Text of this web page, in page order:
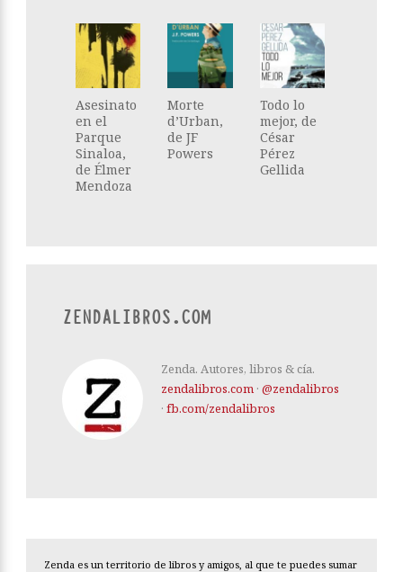
Asesinato
en el
Parque
Sinaloa,
de Élmer
Mendoza
Morte
d’Urban,
de JF
Powers
Todo lo
mejor, de
César
Pérez
Gellida
ZENDALIBROS.COM
Zenda. Autores, libros & cía.
zendalibros.com · @zendalibros
· fb.com/zendalibros
Zenda es un territorio de libros y amigos, al que te puedes sumar